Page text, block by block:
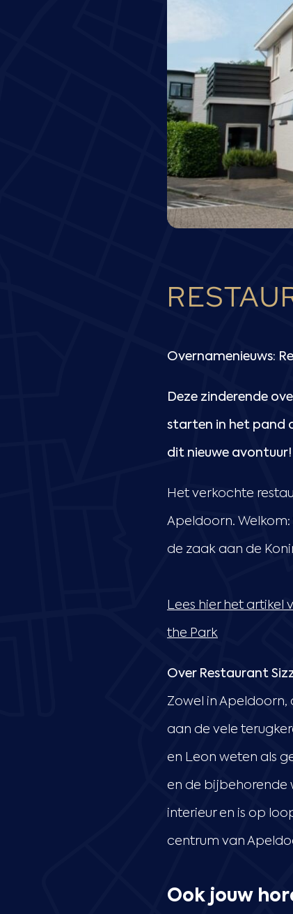
Overnamenieuws:
Deze zinderende
starten in het pand
dit nieuwe avontuur!
Het verkochte
Apeldoorn.
de zaak aan de
Lees hier het
the Park
Over Restaurant
Zowel in Apeldoorn,
aan de vele
en Leon weten als
en de bijbehorende
interieur en is op
centrum van
Ook jouw